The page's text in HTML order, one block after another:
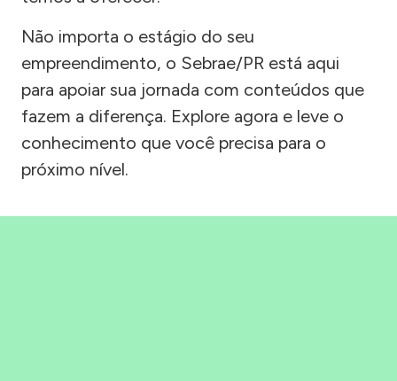
Não importa o estágio do seu
empreendimento, o Sebrae/PR está aqui
para apoiar sua jornada com conteúdos que
fazem a diferença. Explore agora e leve o
conhecimento que você precisa para o
próximo nível.